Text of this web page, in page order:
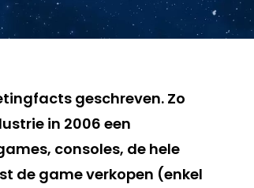
geschreven. Zo
in 2006 een
consoles, de hele
de game verkopen (enkel